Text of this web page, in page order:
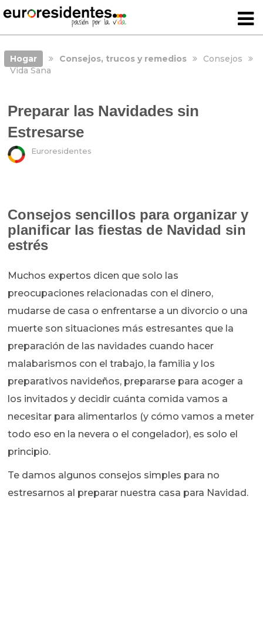
Hogar Consejos, trucos y remedios
Consejos
Vida Sana
Preparar las Navidades sin
Estresarse
Euroresidentes
Consejos sencillos para organizar y
planificar las fiestas de Navidad sin
estrés
Muchos expertos dicen que solo las
preocupaciones relacionadas con el dinero,
mudarse de casa o enfrentarse a un divorcio o una
muerte son situaciones más estresantes que la
preparación de las navidades cuando hacer
malabarismos con el trabajo, la familia y los
preparativos navideños, prepararse para acoger a
los invitados y decidir cuánta comida vamos a
necesitar para alimentarlos (y cómo vamos a meter
todo eso en la nevera o el congelador), es solo el
principio.
Te damos algunos consejos simples para no
estresarnos al preparar nuestra casa para Navidad.